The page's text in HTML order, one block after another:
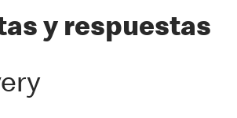
y respuestas